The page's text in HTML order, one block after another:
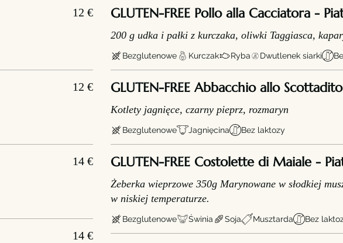
12 €
12 €
14 €
14 €
GLUTEN-FREE Pollo alla Cacciatora -
200 g udka i pałki z kurczaka, oliwki Taggiasca,
Bezglutenowe Kurczak Ryba Dwutlenek siarki
GLUTEN-FREE Abbacchio allo
Kotlety jagnięce, czarny pieprz, rozmaryn
Bezglutenowe Jagnięcina Bez laktozy
GLUTEN-FREE Costolette di Maiale -
Żeberka wieprzowe 350g Marynowane w słodkiej
w niskiej temperaturze.
Bezglutenowe Świnia Soja Musztarda Bez